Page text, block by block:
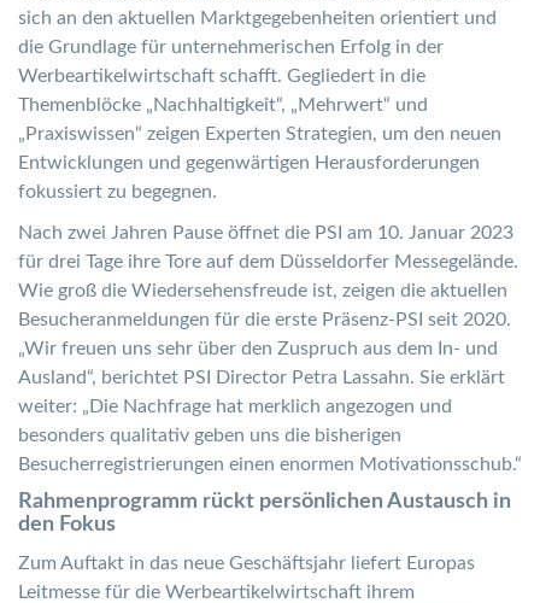
sich an den aktuellen Marktgegebenheiten orientiert und
die Grundlage für unternehmerischen Erfolg in der
Werbeartikelwirtschaft schafft. Gegliedert in die
Themenblöcke „Nachhaltigkeit“, „Mehrwert“ und
„Praxiswissen“ zeigen Experten Strategien, um den neuen
Entwicklungen und gegenwärtigen Herausforderungen
fokussiert zu begegnen.
Nach zwei Jahren Pause öffnet die PSI am 10. Januar 2023
für drei Tage ihre Tore auf dem Düsseldorfer Messegelände.
Wie groß die Wiedersehensfreude ist, zeigen die aktuellen
Besucheranmeldungen für die erste Präsenz-PSI seit 2020.
„Wir freuen uns sehr über den Zuspruch aus dem In- und
Ausland“, berichtet PSI Director Petra Lassahn. Sie erklärt
weiter: „Die Nachfrage hat merklich angezogen und
besonders qualitativ geben uns die bisherigen
Besucherregistrierungen einen enormen Motivationsschub.“
Rahmenprogramm rückt persönlichen Austausch in
den Fokus
Zum Auftakt in das neue Geschäftsjahr liefert Europas
Leitmesse für die Werbeartikelwirtschaft ihrem